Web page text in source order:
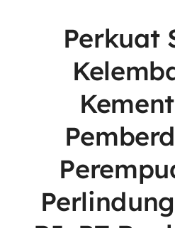
Perkuat